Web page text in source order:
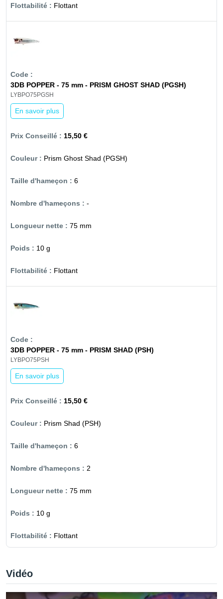
Flottant
3DB POPPER - 75 mm - PRISM GHOST SHAD (PGSH)
LYBPO75PGSH
En savoir plus
15,50 €
Prism Ghost Shad (PGSH)
6
-
75 mm
10 g
Flottant
3DB POPPER - 75 mm - PRISM SHAD (PSH)
LYBPO75PSH
En savoir plus
15,50 €
Prism Shad (PSH)
6
2
75 mm
10 g
Flottant
Vidéo